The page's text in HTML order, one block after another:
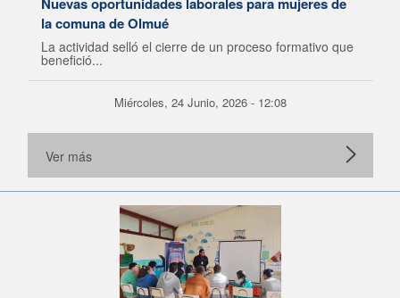
la comuna de Olmué
La actividad selló el cierre de un proceso formativo que
benefició...
Miércoles, 24 Junio, 2026 - 12:08
Ver más